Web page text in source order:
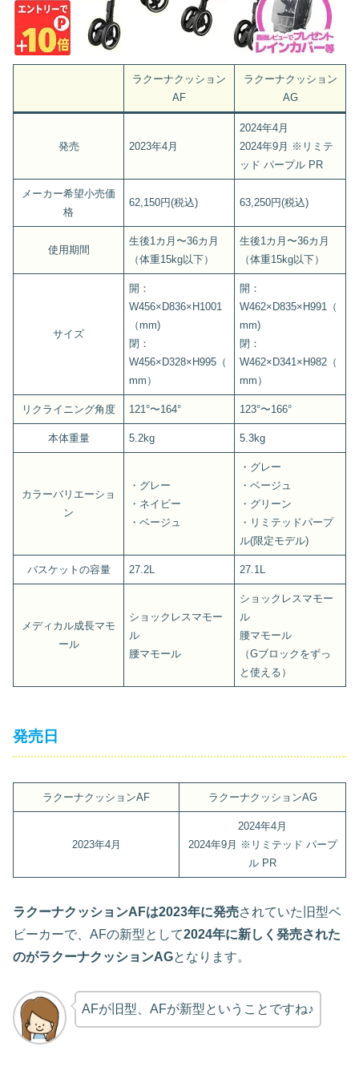
ラクーナクッション
AF
ラクーナクッション
AG
発売 2023年4月
2024年4月
2024年9月 ※リミテ
ッド パープル PR
メーカー希望小売価
格
62,150円(税込) 63,250円(税込)
使用期間
生後1カ月〜36カ月
（体重15kg以下）
生後1カ月〜36カ月
（体重15kg以下）
サイズ
開：
W456×D836×H1001
（mm)
閉：
W456×D328×H995（
mm）
開：
W462×D835×H991（
mm)
閉：
W462×D341×H982（
mm）
リクライニング角度 121°〜164° 123°〜166°
本体重量 5.2kg 5.3kg
カラーバリエーショ
ン
・グレー
・ネイビー
・ベージュ
・グレー
・ベージュ
・グリーン
・リミテッドパープ
ル(限定モデル)
バスケットの容量 27.2L 27.1L
メディカル成長マモ
ール
ショックレスマモー
ル
腰マモール
ショックレスマモー
ル
腰マモール
（Gブロックをずっ
と使える）
発売日
ラクーナクッションAF ラクーナクッションAG
2023年4月
2024年4月
2024年9月 ※リミテッド パープ
ル PR
ラクーナクッションAFは2023年に発売されていた旧型ベ
ビーカーで、AFの新型として2024年に新しく発売された
のがラクーナクッションAGとなります。
AFが旧型、AFが新型ということですね♪